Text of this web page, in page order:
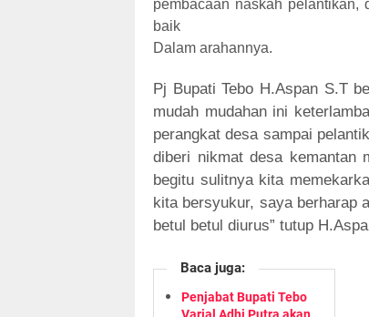
pembacaan naskah
baik
Dalam arahannya.
Pj Bupati Tebo H.Aspan S.T
mudah mudahan ini
perangkat desa sampai
diberi nikmat desa kemantan
begitu sulitnya kita
kita bersyukur, saya berharap
betul betul diurus” tutup
Baca juga:
Penjabat Bupati Tebo